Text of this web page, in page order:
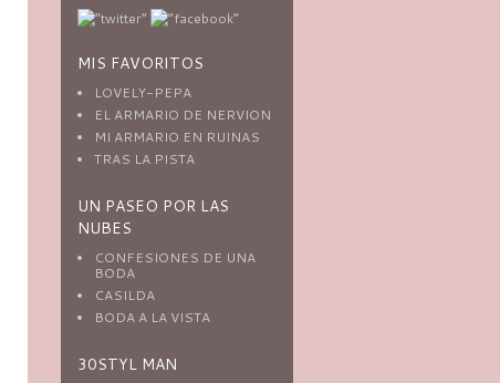
MIS FAVORITOS
LOVELY-PEPA
EL ARMARIO DE NERVION
MI ARMARIO EN RUINAS
TRAS LA PISTA
UN PASEO POR LAS
NUBES
CONFESIONES DE UNA
BODA
CASILDA
BODA A LA VISTA
30STYL MAN